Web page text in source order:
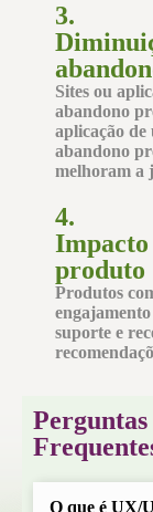
3.
Sites ou
abandono
aplicação de
abandono
melhoram a
4.
Impacto
produto
Produtos
engajamento
suporte e
Perguntas
O que é UX/